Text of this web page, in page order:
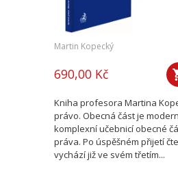
Martin Kopecký
690,00 Kč
Kniha profesora Martina
právo. Obecná část je
komplexní učebnicí obecné
práva. Po úspěšném přijetí
vychází již ve svém třetím...